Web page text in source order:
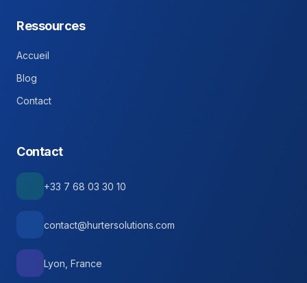
Ressources
Accueil
Blog
Contact
Contact
+33 7 68 03 30 10
contact@hurtersolutions.com
Lyon, France